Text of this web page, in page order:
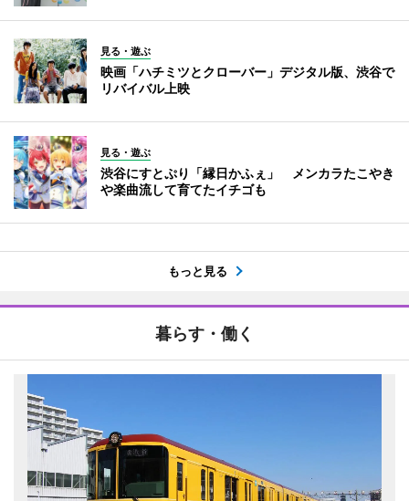
見る・遊ぶ
映画「ハチミツとクローバー」デジタル版、渋谷で
リバイバル上映
見る・遊ぶ
渋谷にすとぷり「縁日かふぇ」 メンカラたこやき
や楽曲流して育てたイチゴも
もっと見る
暮らす・働く